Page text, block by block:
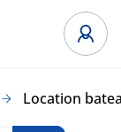
Location